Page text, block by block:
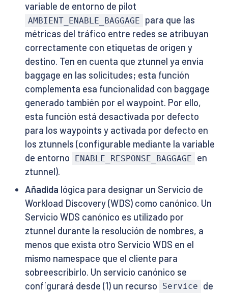
variable de entorno de pilot
AMBIENT_ENABLE_BAGGAGE
para que las
métricas del tráfico entre redes se atribuyan
correctamente con etiquetas de origen y
destino. Ten en cuenta que ztunnel ya envía
baggage en las solicitudes; esta función
complementa esa funcionalidad con baggage
generado también por el waypoint. Por ello,
esta función está desactivada por defecto
para los waypoints y activada por defecto en
los ztunnels (configurable mediante la variable
de entorno
ENABLE_RESPONSE_BAGGAGE
en
ztunnel).
Añadida lógica para designar un Servicio de
Workload Discovery (WDS) como canónico. Un
Servicio WDS canónico es utilizado por
ztunnel durante la resolución de nombres, a
menos que exista otro Servicio WDS en el
mismo namespace que el cliente para
sobreescribirlo. Un servicio canónico se
configurará desde (1) un recurso
Service
de